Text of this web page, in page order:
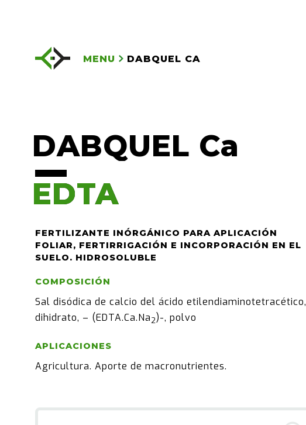
MENU DABQUEL CA
DABQUEL Ca
EDTA
EDTA
FERTILIZANTE INÓRGÁNICO PARA APLICACIÓN
FOLIAR, FERTIRRIGACIÓN E INCORPORACIÓN EN EL
SUELO. HIDROSOLUBLE
COMPOSICIÓN
Sal disódica de calcio del ácido etilendiaminotetracético,
dihidrato, – (EDTA.Ca.Na2)-, polvo
APLICACIONES
Agricultura. Aporte de macronutrientes.